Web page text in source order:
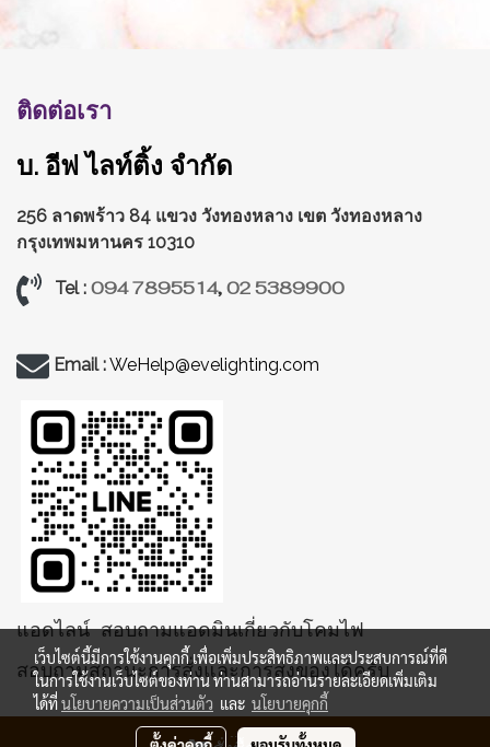
ติดต่อเรา
บ. อีฟ ไลท์ติ้ง จำกัด
256 ลาดพร้าว 84 แขวง วังทองหลาง เขต วังทองหลาง
กรุงเทพมหานคร 10310
Tel : 094 7895514,02 5389900
Email :WeHelp@evelighting.com
แอดไลน์ สอบถามแอดมินเกี่ยวกับโคมไฟ
สอบถามสถานะการสั่งและการส่งของได้ครับ
เว็บไซต์นี้มีการใช้งานคุกกี้ เพื่อเพิ่มประสิทธิภาพและประสบการณ์ที่ดี
ในการใช้งานเว็บไซต์ของท่าน ท่านสามารถอ่านรายละเอียดเพิ่มเติม
ได้ที่นโยบายความเป็นส่วนตัว และ นโยบายคุกกี้